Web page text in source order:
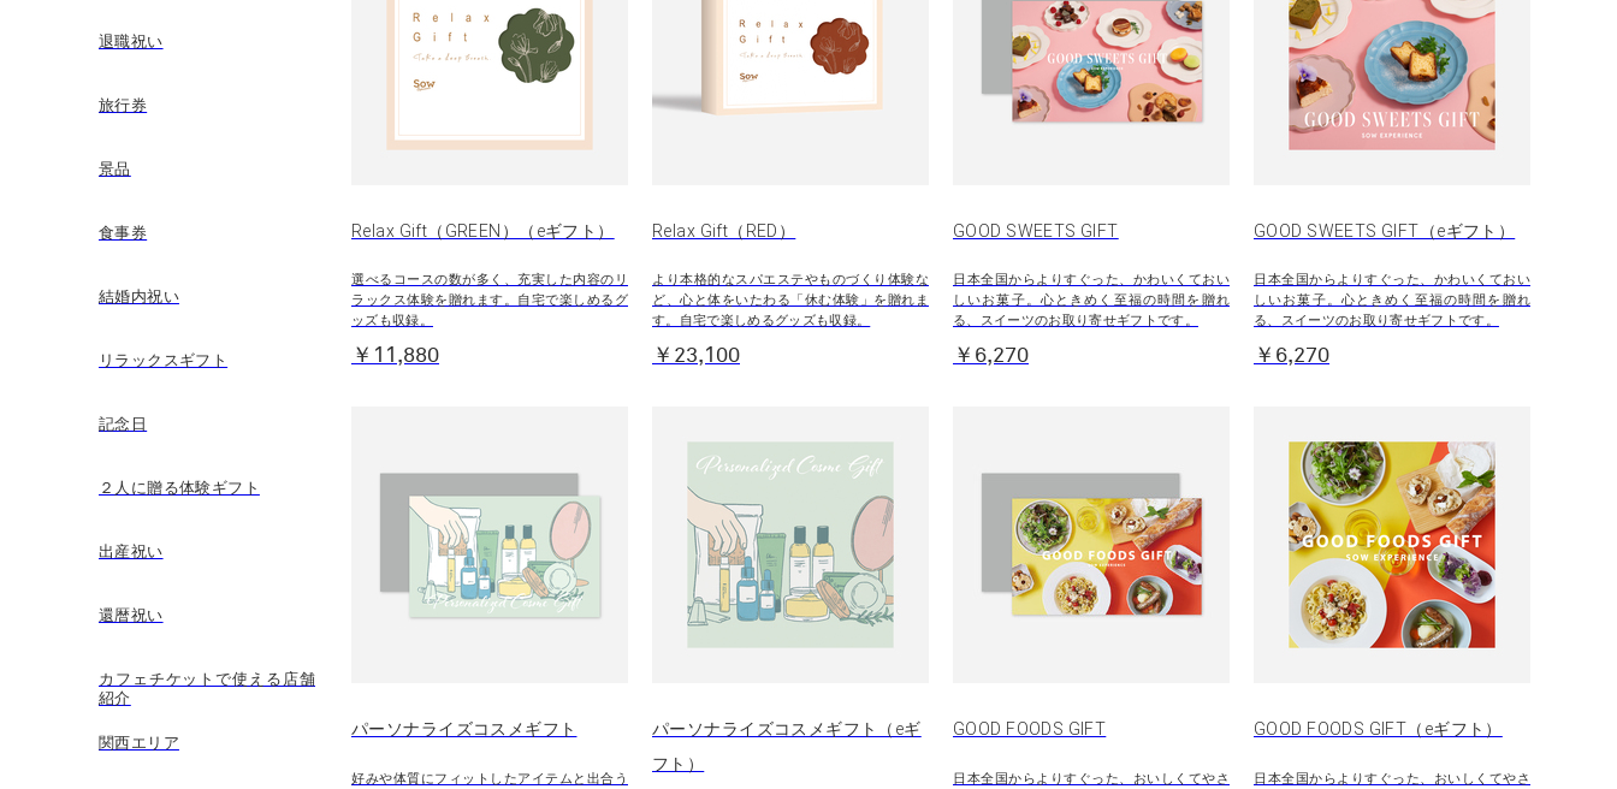
退職祝い
旅行券
景品
食事券
結婚内祝い
リラックスギフト
記念日
２人に贈る体験ギフト
出産祝い
還暦祝い
カフェチケットで使える店舗
紹介
関西エリア
Relax Gift（GREEN）（eギフト）
選べるコースの数が多く、充実した内容のリ
ラックス体験を贈れます。自宅で楽しめるグ
ッズも収録。
￥11,880
Relax Gift（RED）
より本格的なスパエステやものづくり体験な
ど、心と体をいたわる「休む体験」を贈れま
す。自宅で楽しめるグッズも収録。
￥23,100
GOOD SWEETS GIFT
日本全国からよりすぐった、かわいくておい
しいお菓子。心ときめく至福の時間を贈れ
る、スイーツのお取り寄せギフトです。
￥6,270
GOOD SWEETS GIFT（eギフト）
日本全国からよりすぐった、かわいくておい
しいお菓子。心ときめく至福の時間を贈れ
る、スイーツのお取り寄せギフトです。
￥6,270
パーソナライズコスメギフト
好みや体質にフィットしたアイテムと出合う
パーソナライズコスメギフト（eギ
フト）
GOOD FOODS GIFT
日本全国からよりすぐった、おいしくてやさ
GOOD FOODS GIFT（eギフト）
日本全国からよりすぐった、おいしくてやさ